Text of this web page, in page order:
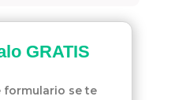
GRATIS
formulario se te